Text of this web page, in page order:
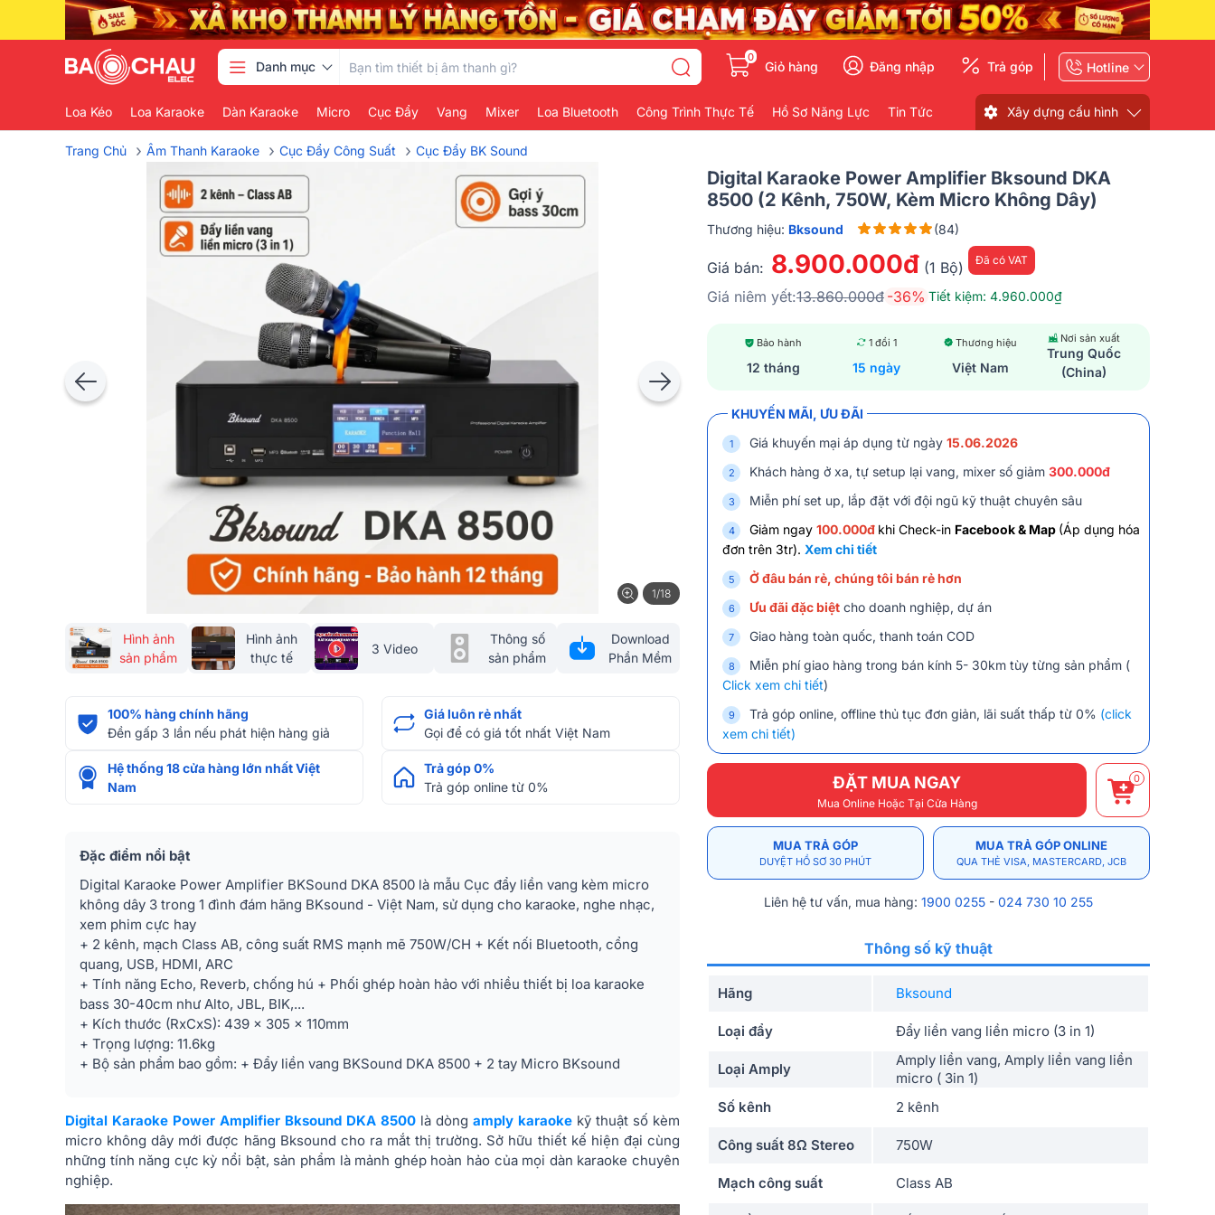
Danh mục
0
Giỏ hàng Đăng nhập Trả góp Hotline
Loa Kéo Loa Karaoke Dàn Karaoke Micro Cục Đẩy Vang Mixer Loa Bluetooth Công Trình Thực Tế Hồ Sơ Năng Lực Tin Tức Xây dựng cấu hình
Trang Chủ › Âm Thanh Karaoke › Cục Đẩy Công Suất › Cục Đẩy BK Sound
1/18
Hình ảnh
sản phẩm
Hình ảnh
thực tế
3 Video
Thông số
sản phẩm
Download
Phần Mềm
100% hàng chính hãng
Đền gấp 3 lần nếu phát hiện hàng giả
Giá luôn rẻ nhất
Gọi để có giá tốt nhất Việt Nam
Hệ thống 18 cửa hàng lớn nhất Việt
Nam
Trả góp 0%
Trả góp online từ 0%
Đặc điểm nổi bật
Digital Karaoke Power Amplifier BKSound DKA 8500 là mẫu Cục đẩy liền vang kèm micro
không dây 3 trong 1 đình đám hãng BKsound - Việt Nam, sử dụng cho karaoke, nghe nhạc,
xem phim cực hay
+ 2 kênh, mạch Class AB, công suất RMS mạnh mẽ 750W/CH + Kết nối Bluetooth, cổng
quang, USB, HDMI, ARC
+ Tính năng Echo, Reverb, chống hú + Phối ghép hoàn hảo với nhiều thiết bị loa karaoke
bass 30-40cm như Alto, JBL, BIK,...
+ Kích thước (RxCxS): 439 x 305 x 110mm
+ Trọng lượng: 11.6kg
+ Bộ sản phẩm bao gồm: + Đẩy liền vang BKSound DKA 8500 + 2 tay Micro BKsound
Digital Karaoke Power Amplifier Bksound DKA 8500 là dòng amply karaoke kỹ thuật số kèm
micro không dây mới được hãng Bksound cho ra mắt thị trường. Sở hữu thiết kế hiện đại cùng
những tính năng cực kỳ nổi bật, sản phẩm là mảnh ghép hoàn hảo của mọi dàn karaoke chuyên
nghiệp.
Digital Karaoke Power Amplifier Bksound DKA
8500 (2 Kênh, 750W, Kèm Micro Không Dây)
Thương hiệu: Bksound (84)
Giá bán: 8.900.000đ (1 Bộ) Đã có VAT
Giá niêm yết:13.860.000đ -36% Tiết kiệm: 4.960.000₫
Bảo hành
12 tháng
1 đổi 1
15 ngày
Thương hiệu
Việt Nam
Nơi sản xuất
Trung Quốc
(China)
KHUYẾN MÃI, ƯU ĐÃI
Giá khuyến mại áp dụng từ ngày 15.06.2026
Khách hàng ở xa, tự setup lại vang, mixer số giảm 300.000đ
Miễn phí set up, lắp đặt với đội ngũ kỹ thuật chuyên sâu
Giảm ngay 100.000đ khi Check-in Facebook & Map (Áp dụng hóa
đơn trên 3tr). Xem chi tiết
Ở đâu bán rẻ, chúng tôi bán rẻ hơn
Ưu đãi đặc biệt cho doanh nghiệp, dự án
Giao hàng toàn quốc, thanh toán COD
Miễn phí giao hàng trong bán kính 5- 30km tùy từng sản phẩm (
Click xem chi tiết)
Trả góp online, offline thủ tục đơn giản, lãi suất thấp từ 0% (click
xem chi tiết)
ĐẶT MUA NGAY
Mua Online Hoặc Tại Cửa Hàng
0
MUA TRẢ GÓP
DUYỆT HỒ SƠ 30 PHÚT
MUA TRẢ GÓP ONLINE
QUA THẺ VISA, MASTERCARD, JCB
Liên hệ tư vấn, mua hàng: 1900 0255 - 024 730 10 255
Thông số kỹ thuật
Hãng Bksound
Loại đẩy Đẩy liền vang liền micro (3 in 1)
Loại Amply
Amply liền vang, Amply liền vang liền
micro ( 3in 1)
Số kênh
2 kênh
Công suất 8Ω Stereo 750W
Mạch công suất Class AB